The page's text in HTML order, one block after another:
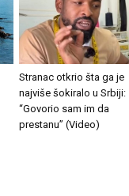
Stranac otkrio šta ga je
najviše šokiralo u Srbiji:
“Govorio sam im da
prestanu” (Video)